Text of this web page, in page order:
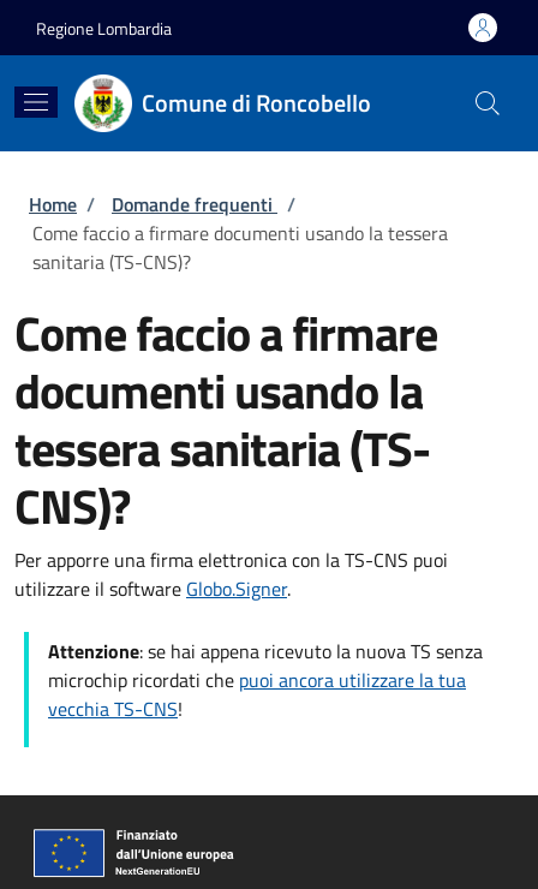
Regione Lombardia
Comune di Roncobello
Briciole di pane
Home / Domande frequenti /
Come faccio a firmare documenti usando la tessera
sanitaria (TS-CNS)?
Come faccio a firmare
documenti usando la
tessera sanitaria (TS-
CNS)?
Per apporre una firma elettronica con la TS-CNS puoi
utilizzare il software Globo.Signer.
Attenzione: se hai appena ricevuto la nuova TS senza
microchip ricordati che puoi ancora utilizzare la tua
vecchia TS-CNS!